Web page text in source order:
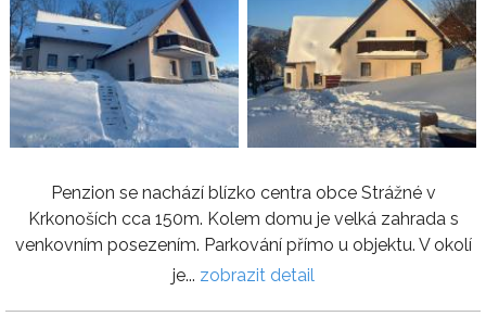
Penzion se nachází blízko centra obce Strážné v
Krkonoších cca 150m. Kolem domu je velká zahrada s
venkovním posezením. Parkování přímo u objektu. V okolí
je... zobrazit detail